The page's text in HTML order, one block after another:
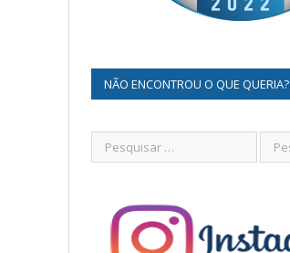
NÃO ENCONTROU O QUE QUERIA?